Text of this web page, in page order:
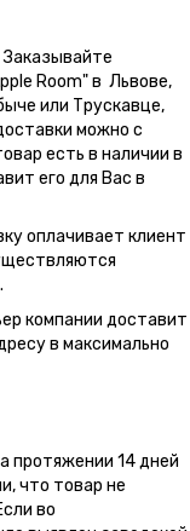
Room" в Львове,
или Трускавце,
можно с
есть в наличии в
его для Вас в
оплачивает клиент
компании доставит
в максимально
протяжении 14 дней
что товар не
во